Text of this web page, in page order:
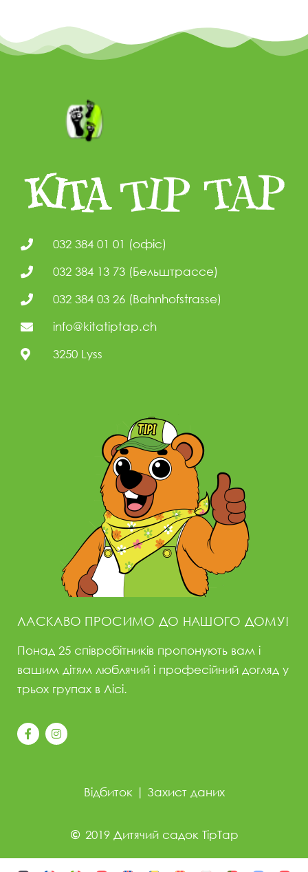
032 384 01 01 (офіс)
032 384 13 73 (Бельштрассе)
032 384 03 26 (Bahnhofstrasse)
info@kitatiptap.ch
3250 Lyss
ЛАСКАВО ПРОСИМО ДО НАШОГО ДОМУ!
Понад 25 співробітників пропонують вам і
вашим дітям люблячий і професійний догляд у
трьох групах в Лісі.
Відбиток | Захист даних
2019 Дитячий садок TipTap